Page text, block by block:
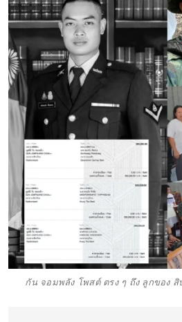
กัน จอมพลัง โพสต์ ตรง ๆ ถึง ลูกของ